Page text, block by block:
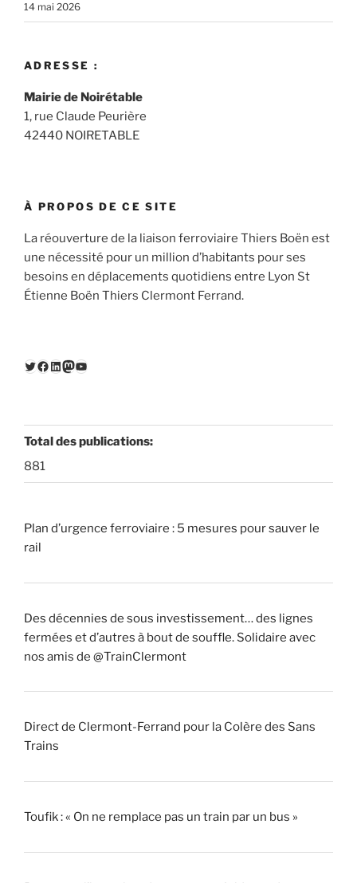
14 mai 2026
ADRESSE :
Mairie de Noirétable
1, rue Claude Peurière
42440 NOIRETABLE
À PROPOS DE CE SITE
La réouverture de la liaison ferroviaire Thiers Boën est
une nécessité pour un million d’habitants pour ses
besoins en déplacements quotidiens entre Lyon St
Étienne Boën Thiers Clermont Ferrand.
Twitter
Facebook
LinkedIn
Mastodon
YouTube
Total des publications:
881
Plan d’urgence ferroviaire : 5 mesures pour sauver le
rail
Des décennies de sous investissement… des lignes
fermées et d’autres à bout de souffle. Solidaire avec
nos amis de @TrainClermont
Direct de Clermont-Ferrand pour la Colère des Sans
Trains
Toufik : « On ne remplace pas un train par un bus »